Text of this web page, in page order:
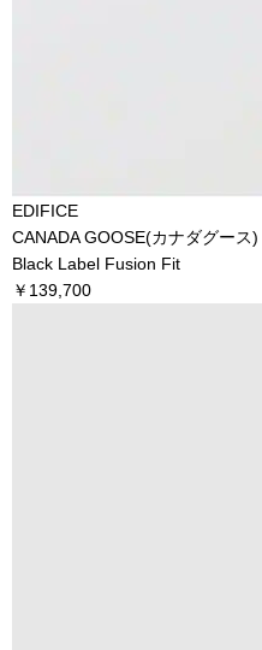
EDIFICE
CANADA GOOSE(カナダグー
Black Label Fusion Fit
￥139,700